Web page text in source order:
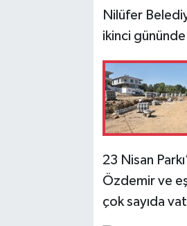
Nilüfer
ikinci
23 Nisan
Özdemir ve
çok sayıda